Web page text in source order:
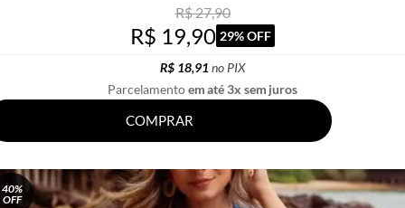
R$ 27,90
R$ 19,90 29% OFF
R$ 18,91 no PIX
Parcelamentoem até 3x sem juros
COMPRAR
40%
OFF